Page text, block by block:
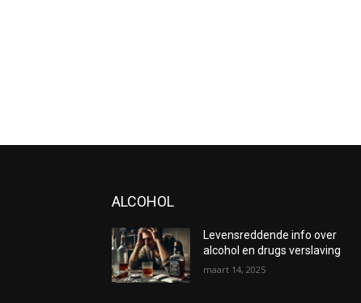
ALCOHOL
Levensreddende info over
alcohol en drugs verslaving
maart 14, 2025